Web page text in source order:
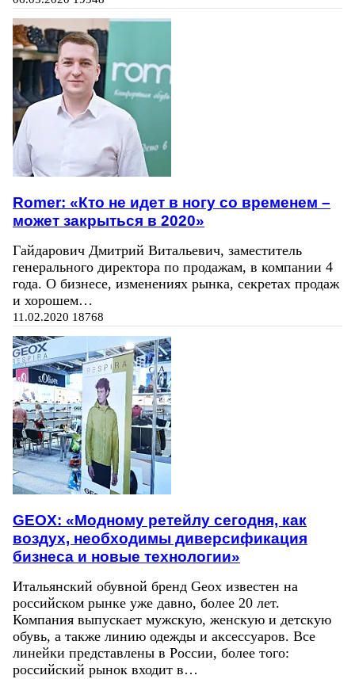
Romer: «Кто не идет в ногу со временем –
может закрыться в 2020»
Гайдарович Дмитрий Витальевич, заместитель
генерального директора по продажам, в компании 4
года. О бизнесе, изменениях рынка, секретах продаж
и хорошем…
11.02.2020 18768
GEOX: «Модному ретейлу сегодня, как
воздух, необходимы диверсификация
бизнеса и новые технологии»
Итальянский обувной бренд Geox известен на
российском рынке уже давно, более 20 лет.
Компания выпускает мужскую, женскую и детскую
обувь, а также линию одежды и аксессуаров. Все
линейки представлены в России, более того:
российский рынок входит в…